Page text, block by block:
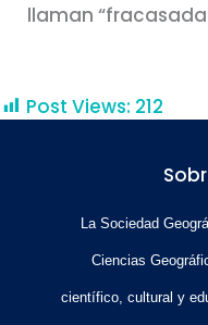
llaman
Post Views: 212
La Sociedad
Ciencias
científico, cultural y